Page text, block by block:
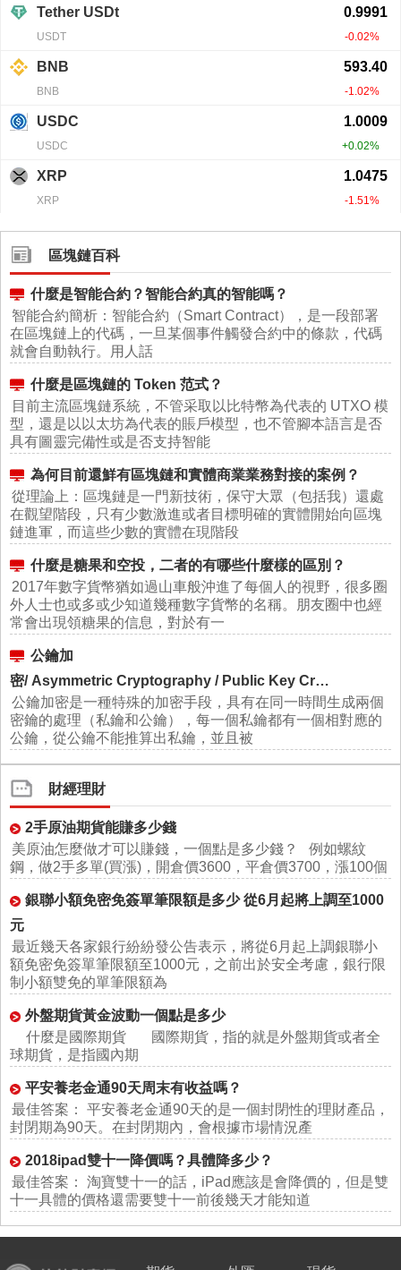
區塊鏈百科
什麼是智能合約？智能合約真的智能嗎？
智能合約簡析：智能合約（Smart Contract），是一段部署
在區塊鏈上的代碼，一旦某個事件觸發合約中的條款，代碼
就會自動執行。用人話
什麼是區塊鏈的 Token 范式？
目前主流區塊鏈系統，不管采取以比特幣為代表的 UTXO 模
型，還是以以太坊為代表的賬戶模型，也不管腳本語言是否
具有圖靈完備性或是否支持智能
為何目前還鮮有區塊鏈和實體商業業務對接的案例？
從理論上：區塊鏈是一門新技術，保守大眾（包括我）還處
在觀望階段，只有少數激進或者目標明確的實體開始向區塊
鏈進軍，而這些少數的實體在現階段
什麼是糖果和空投，二者的有哪些什麼樣的區別？
2017年數字貨幣猶如過山車般沖進了每個人的視野，很多圈
外人士也或多或少知道幾種數字貨幣的名稱。朋友圈中也經
常會出現領糖果的信息，對於有一
公鑰加
密/ Asymmetric Cryptography / Public Key Cr…
公鑰加密是一種特殊的加密手段，具有在同一時間生成兩個
密鑰的處理（私鑰和公鑰），每一個私鑰都有一個相對應的
公鑰，從公鑰不能推算出私鑰，並且被
財經理財
2手原油期貨能賺多少錢
美原油怎麼做才可以賺錢，一個點是多少錢？ 例如螺紋
鋼，做2手多單(買漲)，開倉價3600，平倉價3700，漲100個
銀聯小額免密免簽單筆限額是多少 從6月起將上調至1000
元
最近幾天各家銀行紛紛發公告表示，將從6月起上調銀聯小
額免密免簽單筆限額至1000元，之前出於安全考慮，銀行限
制小額雙免的單筆限額為
外盤期貨黃金波動一個點是多少
什麼是國際期貨 國際期貨，指的就是外盤期貨或者全
球期貨，是指國內期
平安養老金通90天周末有收益嗎？
最佳答案： 平安養老金通90天的是一個封閉性的理財產品，
封閉期為90天。在封閉期內，會根據市場情況產
2018ipad雙十一降價嗎？具體降多少？
最佳答案： 淘寶雙十一的話，iPad應該是會降價的，但是雙
十一具體的價格還需要雙十一前後幾天才能知道